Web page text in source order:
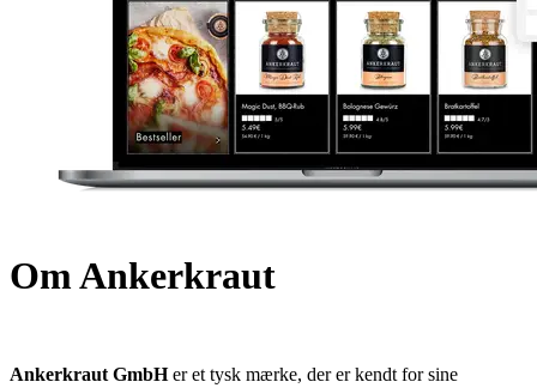
Om Ankerkraut
Ankerkraut GmbHer et tysk mærke, der er kendt for sine